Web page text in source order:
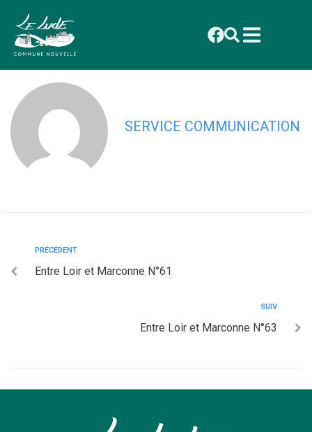
principal
Entre Loir et Marconne N°62
SERVICE COMMUNICATION
PRÉCÉDENT
Entre Loir et Marconne N°61
SUIV
Entre Loir et Marconne N°63